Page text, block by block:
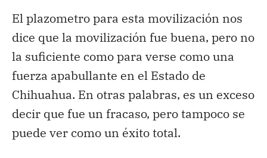
El plazometro para esta movilización nos
dice que la movilización fue buena, pero no
la suficiente como para verse como una
fuerza apabullante en el Estado de
Chihuahua. En otras palabras, es un exceso
decir que fue un fracaso, pero tampoco se
puede ver como un éxito total.